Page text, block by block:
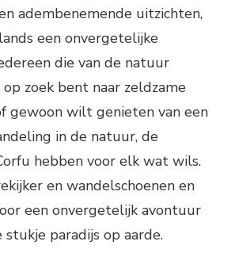
adembenemende uitzichten,
een onvergetelijke
die van de natuur
zoek bent naar zeldzame
gewoon wilt genieten van een
in de natuur, de
hebben voor elk wat wils.
en wandelschoenen en
een onvergetelijk avontuur
paradijs op aarde.